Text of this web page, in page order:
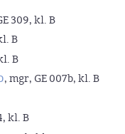
309, kl. B
B
B
, mgr, GE 007b, kl. B
kl. B